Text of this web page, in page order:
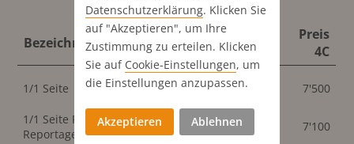
Bezeichnung Format
S/W
Preis
4C
1/1 Seite
291x436
6'000 7'500
1/1 Seite Publi-
Reportage
291x436
mm
7'100
Datenschutz­erklärung. Klicken Sie
auf "Akzeptieren", um Ihre
Zustimmung zu erteilen. Klicken
Sie auf Cookie-Einstellungen, um
die Einstellungen anzupassen.
Akzeptieren Ablehnen